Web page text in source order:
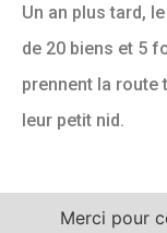
Un an plus tard,
de 20 biens et 5
prennent la route
leur petit nid.
Merci pour